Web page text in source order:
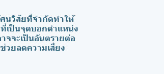
นวิสัยที่จำกัดทำให้
เป็นจุดบอกตำแหน่ง
จจะเป็นอันตรายต่อ
วยลดความเสี่ยง